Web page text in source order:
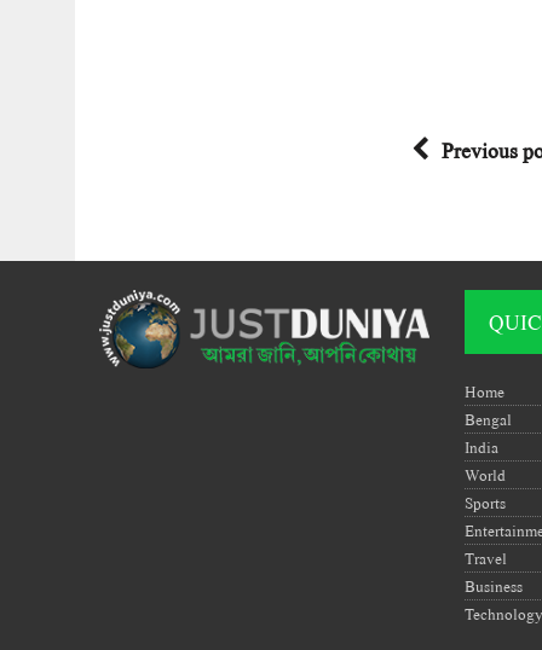
Previous
Home
Bengal
India
World
Sports
Travel
Business